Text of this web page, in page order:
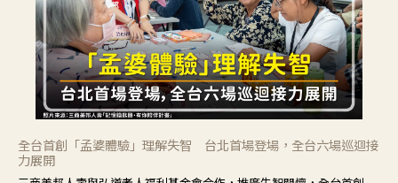
全台首創「孟婆體驗」理解失智 台北首場登場，全台六場巡迴接
力展開